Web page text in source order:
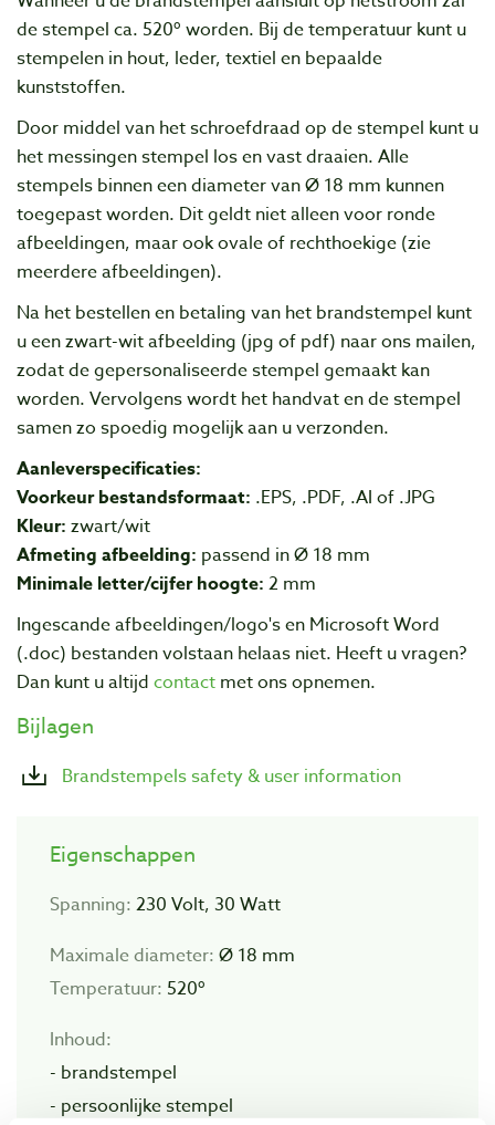
de stempel ca. 520º worden. Bij de temperatuur kunt u
stempelen in hout, leder, textiel en bepaalde
kunststoffen.
Door middel van het schroefdraad op de stempel kunt u
het messingen stempel los en vast draaien. Alle
stempels binnen een diameter van Ø 18 mm kunnen
toegepast worden. Dit geldt niet alleen voor ronde
afbeeldingen, maar ook ovale of rechthoekige (zie
meerdere afbeeldingen).
Na het bestellen en betaling van het brandstempel kunt
u een zwart-wit afbeelding (jpg of pdf) naar ons mailen,
zodat de gepersonaliseerde stempel gemaakt kan
worden. Vervolgens wordt het handvat en de stempel
samen zo spoedig mogelijk aan u verzonden.
Aanleverspecificaties:
Voorkeur bestandsformaat: .EPS, .PDF, .AI of .JPG
Kleur: zwart/wit
Afmeting afbeelding: passend in Ø 18 mm
Minimale letter/cijfer hoogte: 2 mm
Ingescande afbeeldingen/logo's en Microsoft Word
(.doc) bestanden volstaan helaas niet. Heeft u vragen?
Dan kunt u altijd contact met ons opnemen.
Bijlagen
Brandstempels safety & user information
Eigenschappen
Spanning: 230 Volt, 30 Watt
Maximale diameter: Ø 18 mm
Temperatuur: 520º
Inhoud:
- brandstempel
- persoonlijke stempel